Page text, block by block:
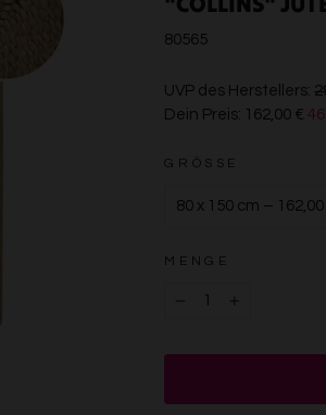
80565
UVP des Herstellers:
Dein Preis: 162,00 €
GRÖSSE
MENGE